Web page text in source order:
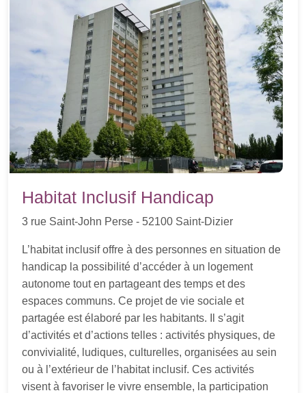
Habitat Inclusif Handicap
3 rue Saint-John Perse - 52100 Saint-Dizier
L’habitat inclusif offre à des personnes en situation de
handicap la possibilité d’accéder à un logement
autonome tout en partageant des temps et des
espaces communs. Ce projet de vie sociale et
partagée est élaboré par les habitants. Il s’agit
d’activités et d’actions telles : activités physiques, de
convivialité, ludiques, culturelles, organisées au sein
ou à l’extérieur de l’habitat inclusif. Ces activités
visent à favoriser le vivre ensemble, la participation